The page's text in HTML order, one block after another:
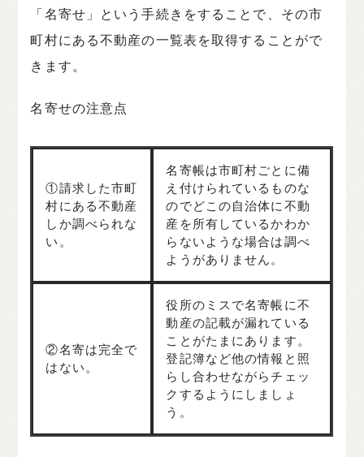
「名寄せ」という手続きをすることで、その市
町村にある不動産の一覧表を取得することがで
きます。
名寄せの注意点
①請求した市町
村にある不動産
しか調べられな
い。
名寄帳は市町村ごとに備
え付けられているものな
のでどこの自治体に不動
産を所有しているかわか
らないような場合は調べ
ようがありません。
②名寄は完全で
はない。
役所のミスで名寄帳に不
動産の記載が漏れている
ことがたまにあります。
登記簿など他の情報と照
らし合わせながらチェッ
クするようにしましょ
う。